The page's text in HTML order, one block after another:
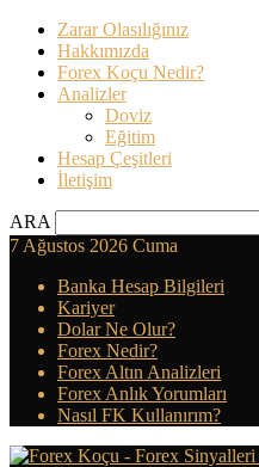
Zarar Olasılığınız
Hakkımızda
Forex Koçu Nedir?
Analizler
Doviz
Eğitim
Hesap Çeşitleri
İletişim
ARA
7 Ağustos 2026 Cuma
Banka Hesap Bilgileri
Kariyer
Dolar Ne Olur?
Forex Nedir?
Forex Altın Analizleri
Forex Anlık Yorumları
Nasıl FK Kullanırım?